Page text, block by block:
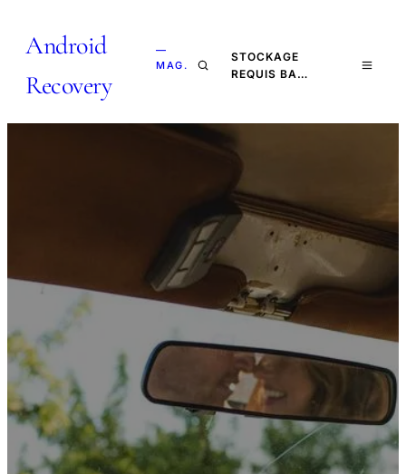
Android
Recovery
—
MAG.
STOCKAGE
REQUIS BA…